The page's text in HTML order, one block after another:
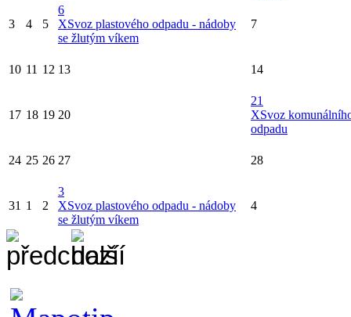
3 4 5
6
XSvoz plastového odpadu - nádoby
se žlutým víkem
7
10 11 12 13 14
17 18 19 20
21
XSvoz
odpadu
24 25 26 27 28
31 1 2
3
XSvoz plastového odpadu - nádoby
se žlutým víkem
4